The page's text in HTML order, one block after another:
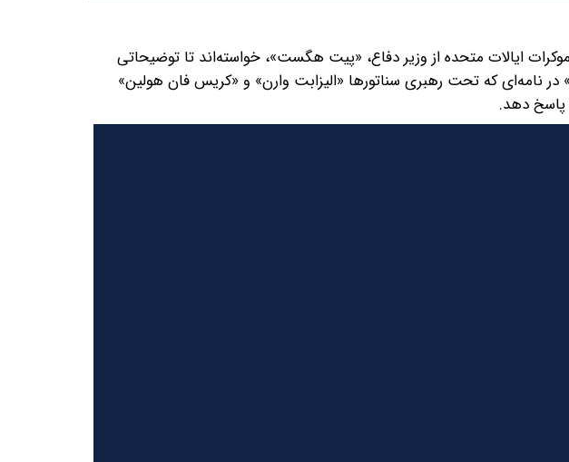
ایالات متحده از وزیر دفاع، «پیت هگست»، خواسته‌اند تا توضیحاتی
در نامه‌ای که تحت رهبری سناتورها «الیزابت وارن» و «کریس فان هولین»